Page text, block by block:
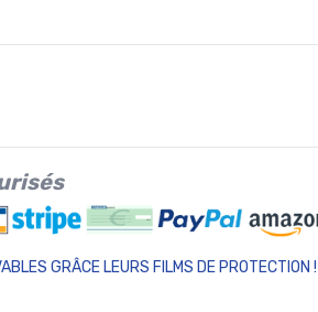
GRÂCE LEURS FILMS DE PROTECTION !